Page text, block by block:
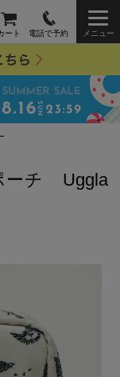
ート 電話で予約 メニュー
ーチ Uggla